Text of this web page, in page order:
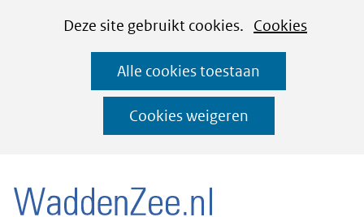
CookiesDeze site gebruikt cookies. Cookies
deze
Alle cookies toestaan
Cookies weigeren
Ga
naar
de
inhoud